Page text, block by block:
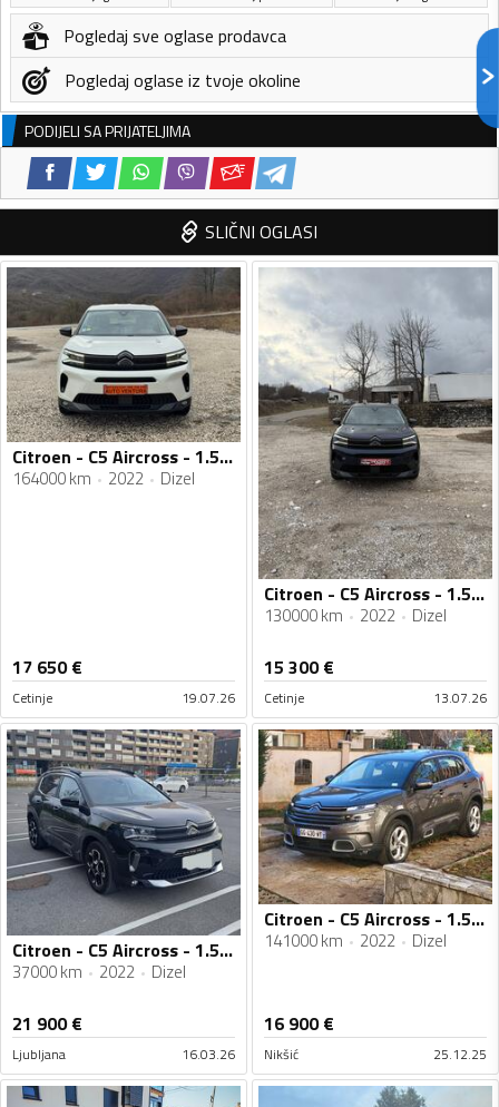
Pogledaj sve oglase prodavca
Pogledaj oglase iz tvoje okoline
PODIJELI SA PRIJATELJIMA
SLIČNI OGLASI
Citroen - C5 Aircross - 1.5 HDI
164000 km 2022 Dizel
17 650€
Cetinje 19.07.26
Citroen - C5 Aircross - 1.5 HDI.09.2022
130000 km 2022 Dizel
15 300€
Cetinje 13.07.26
Citroen - C5 Aircross - 1.5 DCI
37000 km 2022 Dizel
21 900€
Ljubljana 16.03.26
Citroen - C5 Aircross - 1.5 hdi
141000 km 2022 Dizel
16 900€
Nikšić 25.12.25